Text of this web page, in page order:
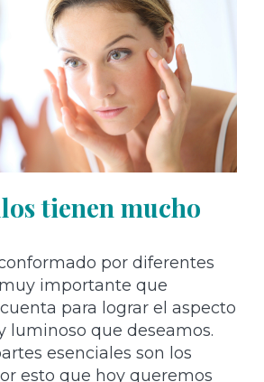
tienen mucho
por diferentes
importante que
para lograr el aspecto
luminoso que deseamos.
esenciales son los
esto que hoy queremos